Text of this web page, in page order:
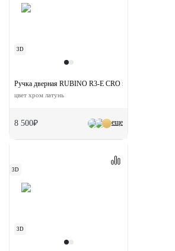
3D
еще
Ручка дверная RUBINO R3-E CRO на круглой розетке
цвет хром латунь
8 500₽
3D
3D